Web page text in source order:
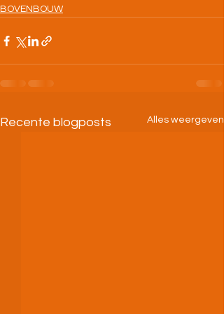
BOVENBOUW
Recente blogposts Alles weergeven